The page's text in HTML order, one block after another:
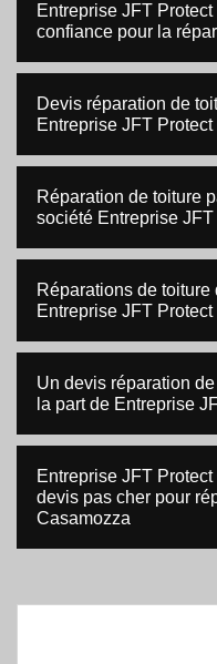
Entreprise JFT
confiance pour la
Devis réparation de
Entreprise JFT
Réparation de toiture
société Entreprise
Réparations de
Entreprise JFT
Un devis réparation
la part de Entreprise
Entreprise JFT
devis pas cher pour
Casamozza